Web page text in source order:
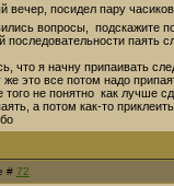
вечер, посидел пару
вопросы, подскажите
последовательности паять
что я начну припаивать
же это все потом надо
того не понятно как лучше
а потом как-то
# 72